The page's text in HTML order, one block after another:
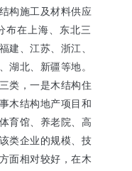
构施工及材料供应
布在上海、东北三
建、江苏、浙江、
湖北、新疆等地。
类，一是木结构住
木结构地产项目和
育馆、养老院、高
类企业的规模、技
面相对较好，在木